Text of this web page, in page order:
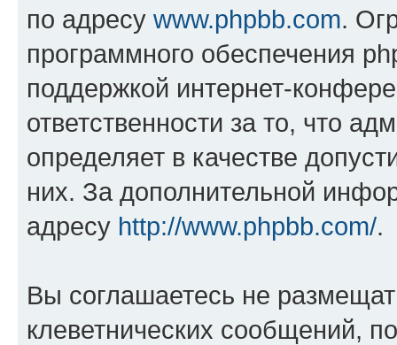
по адресу www.phpbb.com.
программного обеспечения
поддержкой интернет-
ответственности за то, что
определяет в качестве
них. За дополнительной
адресу http://www.phpbb.com/.
Вы соглашаетесь не
клеветнических сообщений,